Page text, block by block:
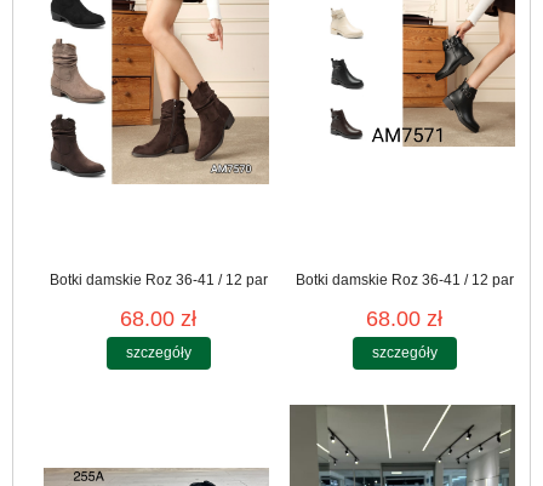
Botki damskie Roz 36-41 / 12 par
68.00 zł
szczegóły
Botki damskie Roz 36-41 / 12 par
68.00 zł
szczegóły